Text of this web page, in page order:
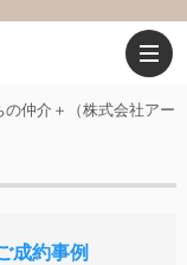
仲介＋（株式会社アー
成約事例